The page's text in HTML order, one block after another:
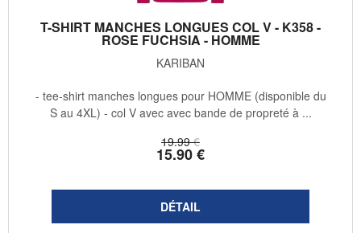
T-SHIRT MANCHES LONGUES COL V - K358 -
ROSE FUCHSIA - HOMME
KARIBAN
19.99 €
15.90€
- tee-shirt manches longues pour HOMME (disponible du
S au 4XL) - col V avec avec bande de propreté à ...